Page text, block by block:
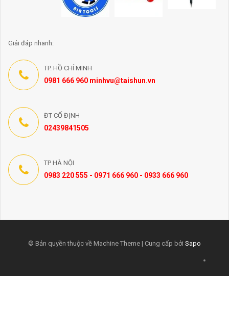
Giải đáp nhanh:
TP. HỒ CHÍ MINH
0981 666 960 minhvu@taishun.vn
ĐT CỐ ĐỊNH
02439841505
TP HÀ NỘI
0983 220 555 - 0971 666 960 - 0933 666 960
© Bản quyền thuộc về Machine Theme | Cung cấp bởi Sapo